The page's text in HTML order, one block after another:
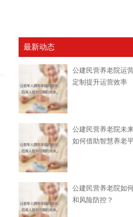
最新动态
公建民营养老院运
定制提升运营效率
公建民营养老院未
如何借助智慧养老
公建民营养老院如
和风险防控？